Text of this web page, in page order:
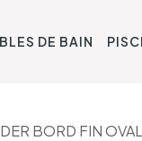
DE BAIN
BORD FIN